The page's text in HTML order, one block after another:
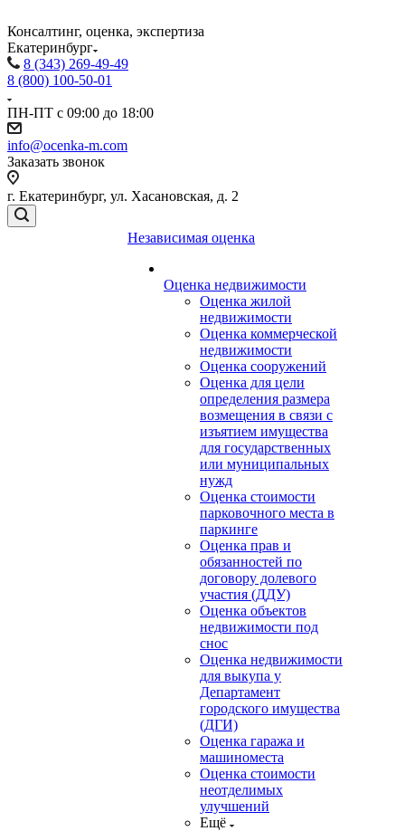
Консалтинг, оценка, экспертиза
Екатеринбург
8 (343) 269-49-49
8 (800) 100-50-01
ПН-ПТ с 09:00 до 18:00
info@ocenka-m.com
Заказать звонок
г. Екатеринбург, ул. Хасановская, д. 2
Независимая оценка
Оценка недвижимости
Оценка жилой
недвижимости
Оценка коммерческой
недвижимости
Оценка сооружений
Оценка для цели
определения размера
возмещения в связи с
изъятием имущества
для государственных
или муниципальных
нужд
Оценка стоимости
парковочного места в
паркинге
Оценка прав и
обязанностей по
договору долевого
участия (ДДУ)
Оценка объектов
недвижимости под
снос
Оценка недвижимости
для выкупа у
Департамент
городского имущества
(ДГИ)
Оценка гаража и
машиноместа
Оценка стоимости
неотделимых
улучшений
Ещё